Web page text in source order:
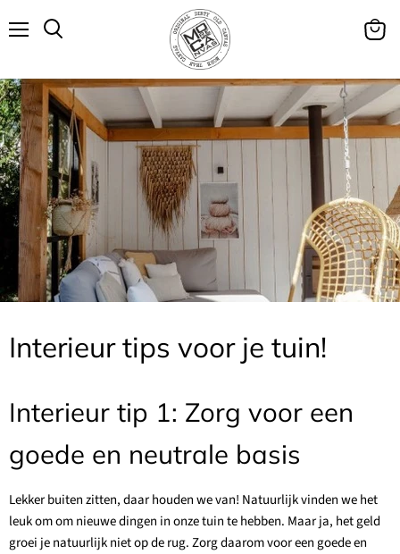
Interieur tips voor je tuin!
Interieur tip 1: Zorg voor een
goede en neutrale basis
Lekker buiten zitten, daar houden we van! Natuurlijk vinden we het
leuk om om nieuwe dingen in onze tuin te hebben. Maar ja, het geld
groei je natuurlijk niet op de rug. Zorg daarom voor een goede en